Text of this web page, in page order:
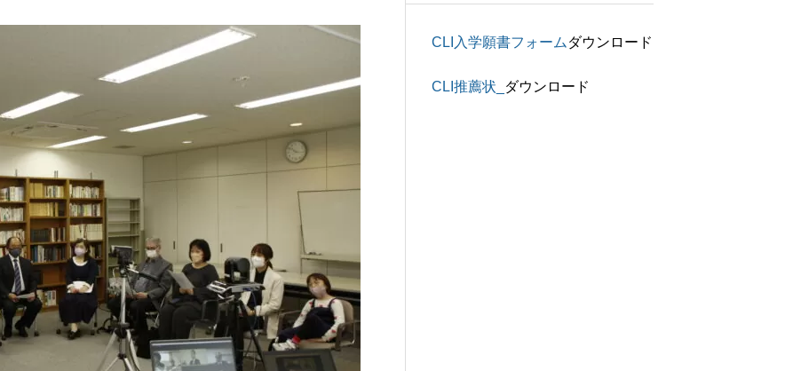
ント「本当の自分とは？」
CLI入学願書フォーム ダウンロード
CLI推薦状_ ダウンロード